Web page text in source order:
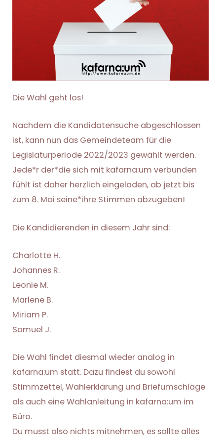
Die Wahl geht los!
Nachdem die Kandidatensuche abgeschlossen
ist, kann nun das Gemeindeteam für die
Legislaturperiode 2022/2023 gewählt werden.
Jede*r der*die sich mit kafarna:um verbunden
fühlt ist daher herzlich eingeladen, ab jetzt bis
zum 8. Mai seine*ihre Stimmen abzugeben!
Die Kandidierenden in diesem Jahr sind:
Charlotte H.
Johannes R.
Leonie M.
Marlene B.
Miriam P.
Samuel J.
Die Wahl findet diesmal wieder analog in
kafarna:um statt. Dazu findest du sowohl
Stimmzettel, Wahlerklärung und Briefumschläge
als auch eine Wahlanleitung in kafarna:um im
Büro.
Du musst also nichts mitnehmen, es sollte alles